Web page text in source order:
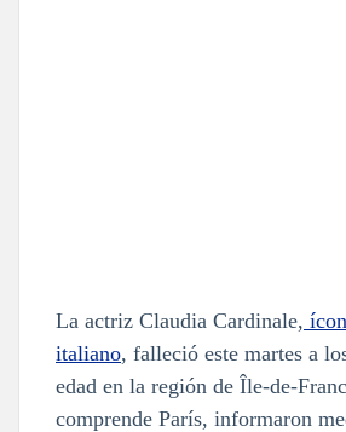
La actriz Claudia Cardinale,
italiano, falleció este martes a
edad en la región de Île-de-
comprende París, informaron